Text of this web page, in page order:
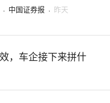
· 中国证券报 · 昨天
，车企接下来拼什